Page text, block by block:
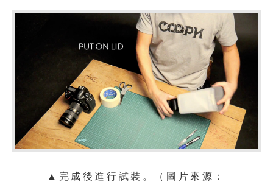
▲完成後進行試裝。（圖片來源：